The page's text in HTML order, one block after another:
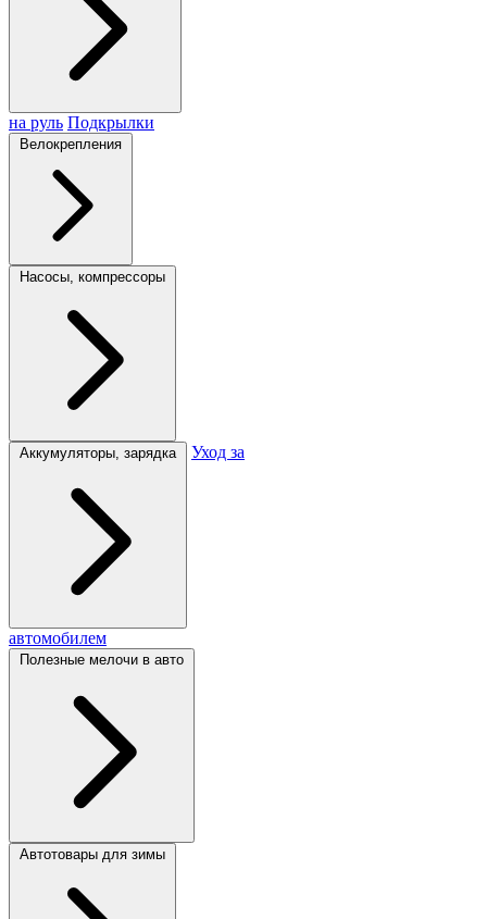
на руль Подкрылки
Велокрепления
Насосы, компрессоры
Аккумуляторы, зарядка Уход за
автомобилем
Полезные мелочи в авто
Автотовары для зимы